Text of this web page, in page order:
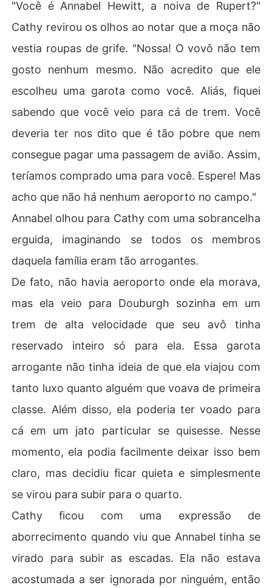
"Você é Annabel Hewitt, a noiva de Rupert?"
Cathy revirou os olhos ao notar que a moça não
vestia roupas de grife. "Nossa! O vovô não tem
gosto nenhum mesmo. Não acredito que ele
escolheu uma garota como você. Aliás, fiquei
sabendo que você veio para cá de trem. Você
deveria ter nos dito que é tão pobre que nem
consegue pagar uma passagem de avião. Assim,
teríamos comprado uma para você. Espere! Mas
acho que não há nenhum aeroporto no campo."
Annabel olhou para Cathy com uma sobrancelha
erguida, imaginando se todos os membros
daquela família eram tão arrogantes.
De fato, não havia aeroporto onde ela morava,
mas ela veio para Douburgh sozinha em um
trem de alta velocidade que seu avô tinha
reservado inteiro só para ela. Essa garota
arrogante não tinha ideia de que ela viajou com
tanto luxo quanto alguém que voava de primeira
classe. Além disso, ela poderia ter voado para
cá em um jato particular se quisesse. Nesse
momento, ela podia facilmente deixar isso bem
claro, mas decidiu ficar quieta e simplesmente
se virou para subir para o quarto.
Cathy ficou com uma expressão de
aborrecimento quando viu que Annabel tinha se
virado para subir as escadas. Ela não estava
acostumada a ser ignorada por ninguém, então